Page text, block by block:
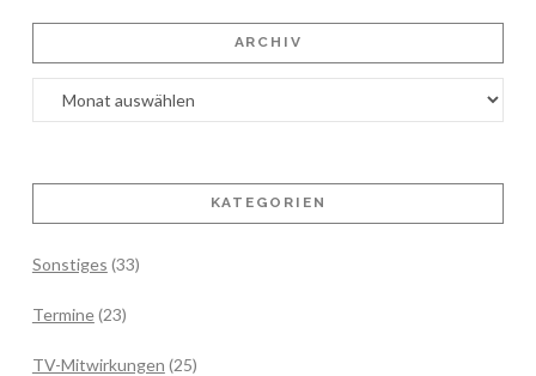
ARCHIV
Archiv
KATEGORIEN
Sonstiges (33)
Termine(23)
TV-Mitwirkungen (25)